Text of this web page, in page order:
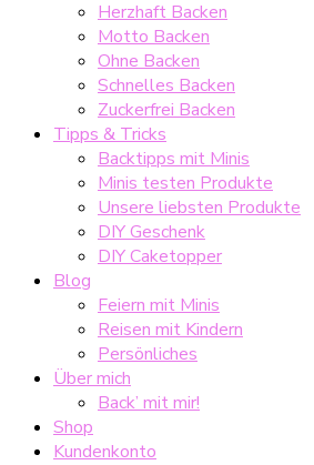
Herzhaft Backen
Motto Backen
Ohne Backen
Schnelles Backen
Zuckerfrei Backen
Tipps & Tricks
Backtipps mit Minis
Minis testen Produkte
Unsere liebsten Produkte
DIY Geschenk
DIY Caketopper
Blog
Feiern mit Minis
Reisen mit Kindern
Persönliches
Über mich
Back’ mit mir!
Shop
Kundenkonto